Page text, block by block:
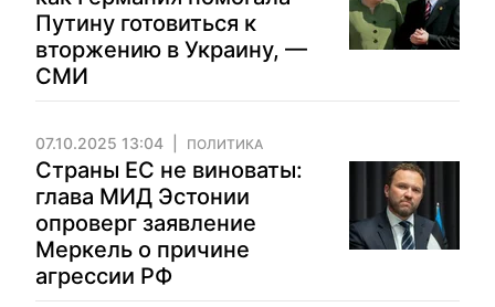
Путину готовиться к
вторжению в Украину, —
СМИ
07.10.2025 13:04 ПОЛИТИКА
Страны ЕС не виноваты:
глава МИД Эстонии
опроверг заявление
Меркель о причине
агрессии РФ